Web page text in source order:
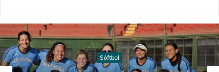
Canotaje